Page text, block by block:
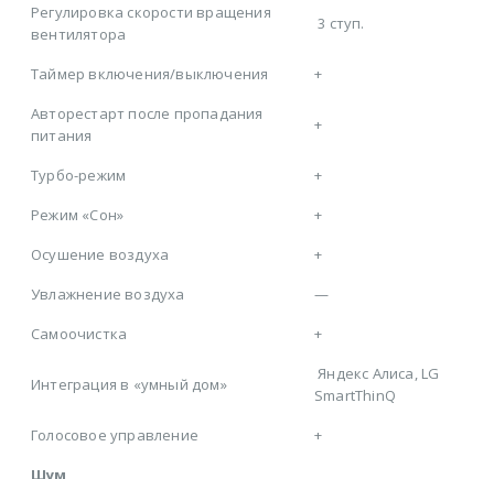
Регулировка скорости вращения
вентилятора
3 ступ.
Таймер включения/выключения
+
Авторестарт после пропадания
питания
+
Турбо-режим
+
Режим «Сон»
+
Осушение воздуха
+
Увлажнение воздуха
—
Самоочистка
+
Интеграция в «умный дом»
Яндекс Алиса, LG
SmartThinQ
Голосовое управление
+
Шум